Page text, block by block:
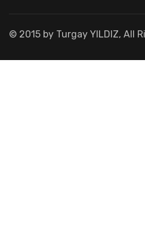
© 2015 by Turgay YILDIZ, All